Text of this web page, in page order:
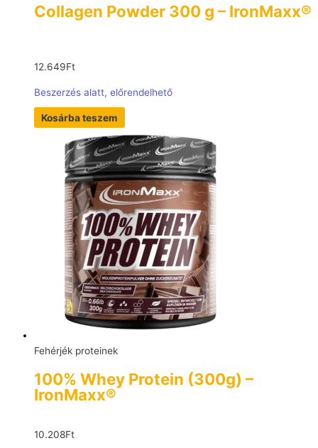
Collagen Powder 300 g – IronMaxx®
12.649Ft
Beszerzés alatt, előrendelhető
Kosárba teszem
Fehérjék proteinek
100% Whey Protein (300g) –
IronMaxx®
10.208Ft